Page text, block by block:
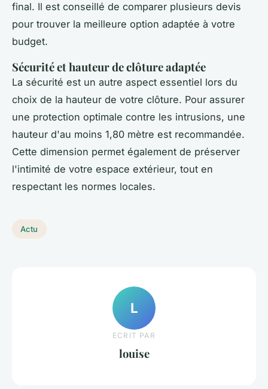
final. Il est conseillé de comparer plusieurs devis
pour trouver la meilleure option adaptée à votre
budget.
Sécurité et hauteur de clôture adaptée
La sécurité est un autre aspect essentiel lors du
choix de la hauteur de votre clôture. Pour assurer
une protection optimale contre les intrusions, une
hauteur d'au moins 1,80 mètre est recommandée.
Cette dimension permet également de préserver
l'intimité de votre espace extérieur, tout en
respectant les normes locales.
Actu
L
ECRIT PAR
louise